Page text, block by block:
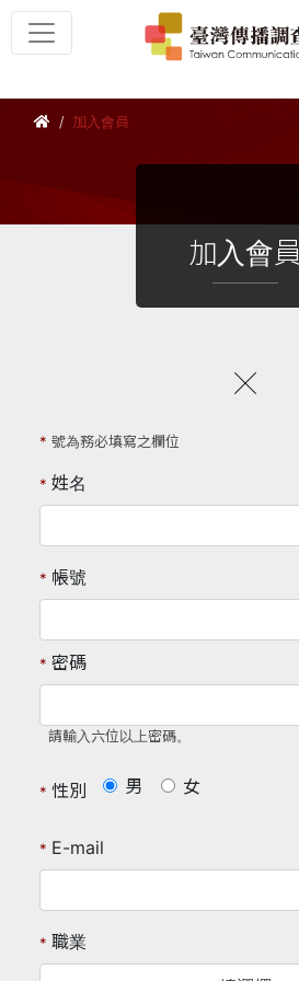
加入會員
加入會員
* 號為務必填寫之欄位
* 姓名
* 帳號
* 密碼
請輸入六位以上密碼。
* 性別 男 女
* E-mail
* 職業